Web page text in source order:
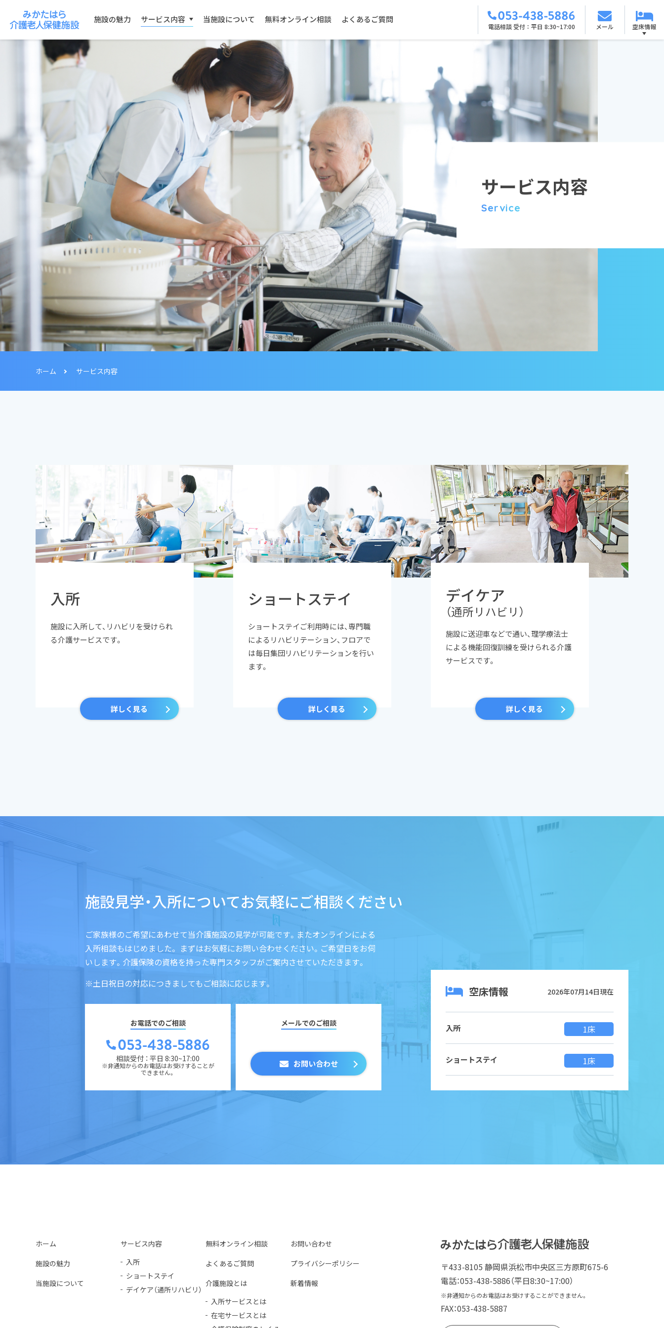
施設の魅力 サービス内容 当施設について 無料オンライン相談 よくあるご質問
電話相談 受付 ： 平日 8:30~17:00 メール 空床情報
サービス内容
Service
ホーム サービス内容
入所
施設に入所して、リハビリを受けられ
る介護サービスです。
詳しく見る
ショートステイ
ショートステイご利用時には、専門職
によるリハビリテーション、フロアで
は毎日集団リハビリテーションを行い
ます。
詳しく見る
デイケア
（通所リハビリ）
施設に送迎車などで通い、理学療法士
による機能回復訓練を受けられる介護
サービスです。
詳しく見る
施設見学・入所についてお気軽にご相談ください
ご家族様のご希望にあわせて当介護施設の見学が可能です。またオンラインによる
入所相談もはじめました。 まずはお気軽にお問い合わせください。ご希望日をお伺
いします。介護保険の資格を持った専門スタッフがご案内させていただきます。
※土日祝日の対応につきましてもご相談に応じます。
お電話でのご相談
相談受付 ： 平日 8:30~17:00
※非通知からのお電話はお受けすることが
できません。
メールでのご相談
お問い合わせ
空床情報 2026年07月14日現在
入所 1床
ショートステイ 1床
ホーム
施設の魅力
当施設について
サービス内容
入所
ショートステイ
デイケア（通所リハビリ）
無料オンライン相談
よくあるご質問
介護施設とは
入所サービスとは
在宅サービスとは
お問い合わせ
プライバシーポリシー
新着情報
〒433-8105 静岡県浜松市中央区三方原町675-6
電話：053-438-5886（平日8:30~17:00）
※非通知からのお電話はお受けすることができません。
FAX：053-438-5887